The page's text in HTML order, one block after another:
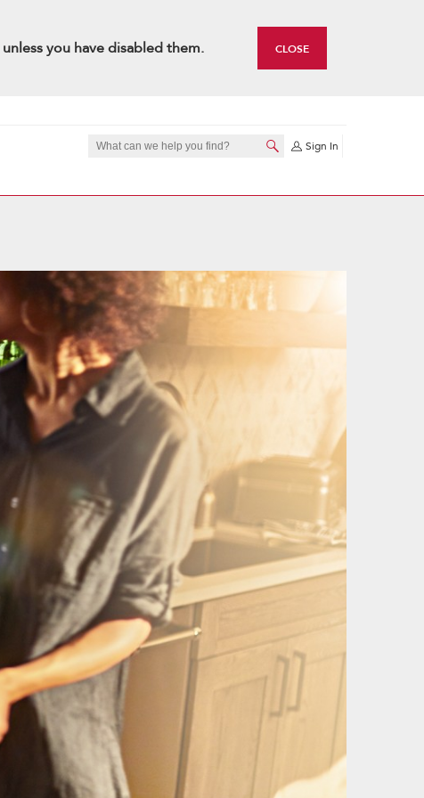
unless you have disabled them. CLOSE
Sign In